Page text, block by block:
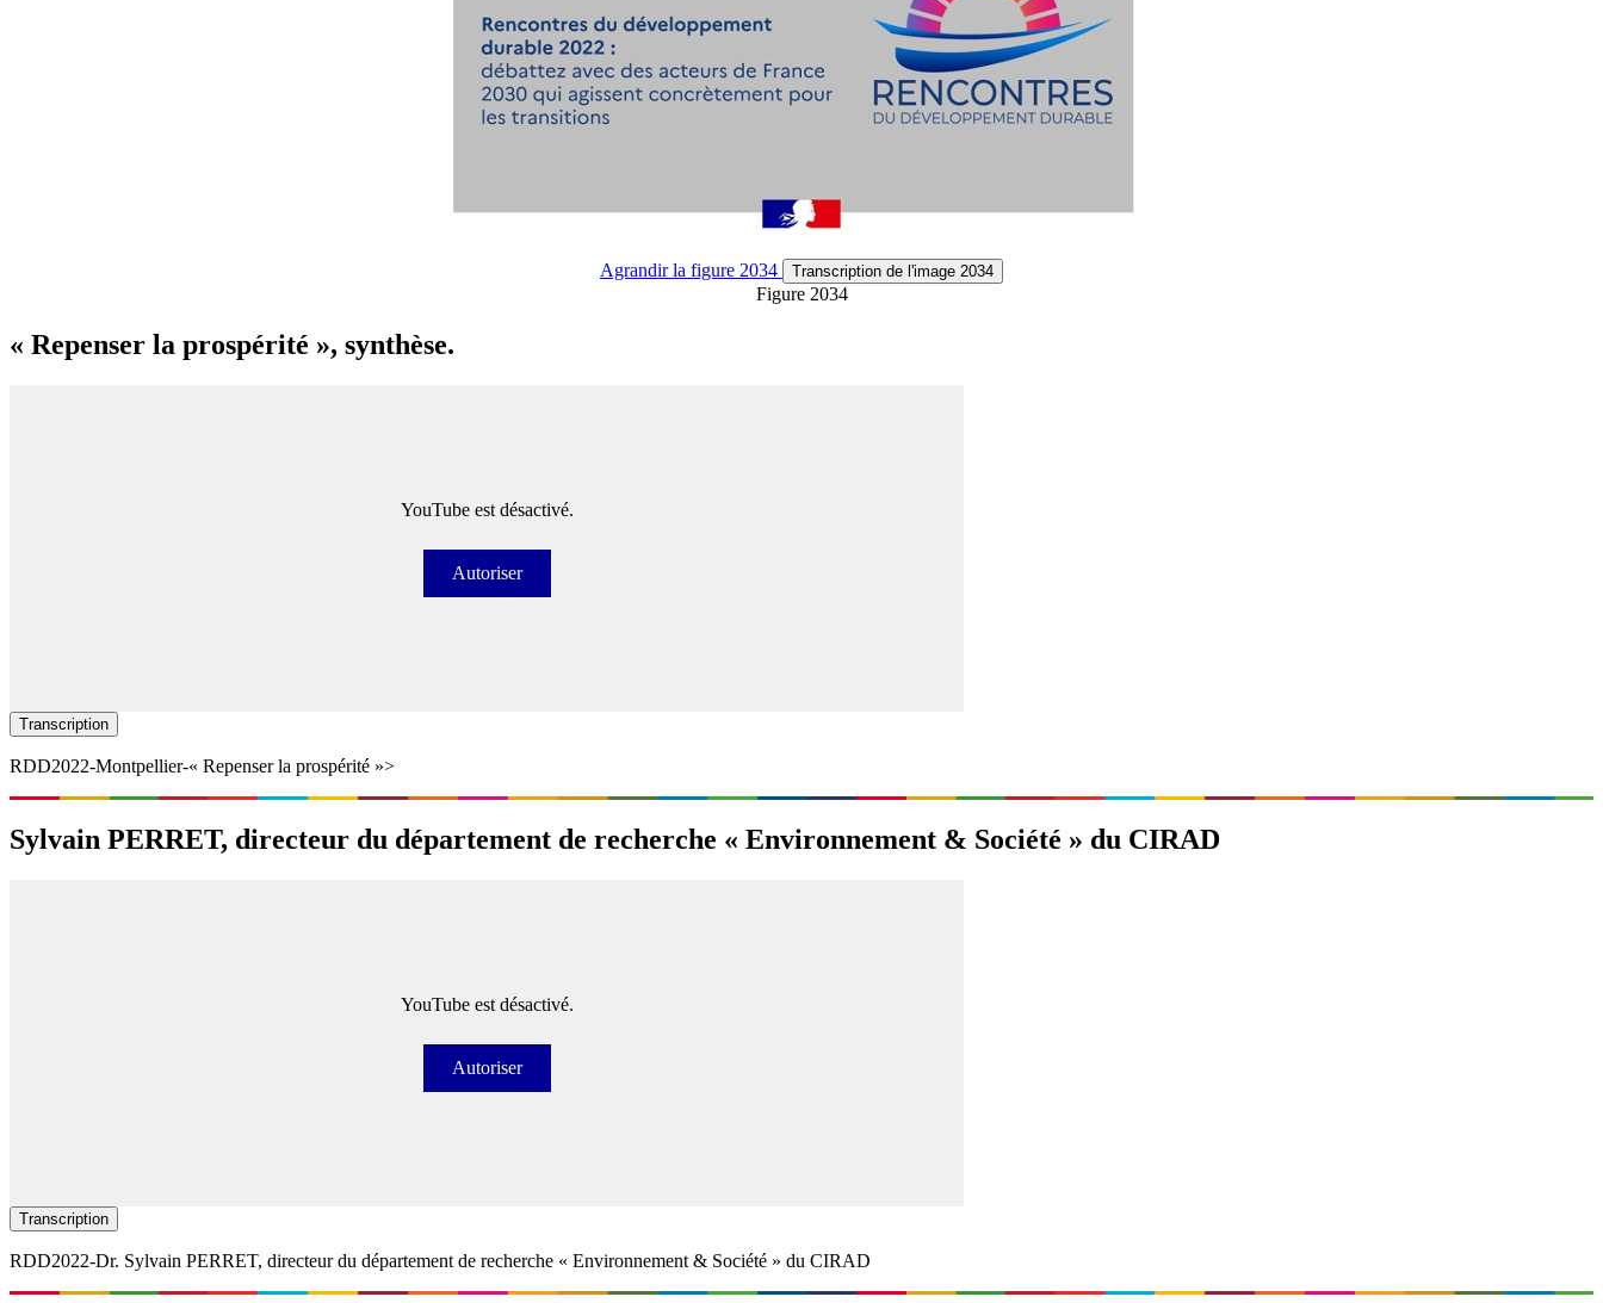
Agrandirla figure 2034 Transcription de l'image 2034
Figure 2034
« Repenser la prospérité », synthèse.
YouTube est désactivé.
Autoriser
Autoriser
Transcription
RDD2022-Montpellier-« Repenser la prospérité »>
Sylvain PERRET​, directeur du département de recherche « Environnement & Société » du CIRAD
YouTube est désactivé.
Autoriser
Autoriser
Transcription
RDD2022-Dr. Sylvain PERRET​, directeur du département de recherche « Environnement & Société » du CIRAD